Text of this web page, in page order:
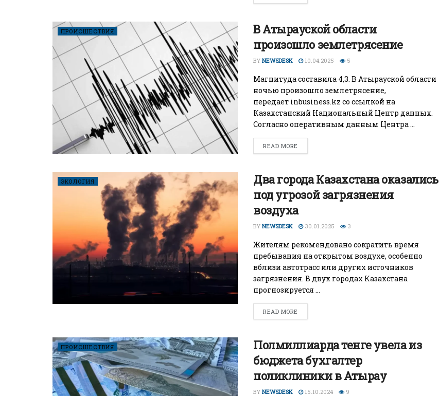
ПРОИСШЕСТВИЯ
В Атырауской области
произошло землетрясение
BY NEWSDESK 10.04.2025 5
Магнитуда составила 4,3. В Атырауской области
ночью произошло землетрясение,
передает inbusiness.kz со ссылкой на
Казахстанский Национальный Центр данных.
Cогласно оперативным данным Центра ...
READ MORE
ЭКОЛОГИЯ
Два города Казахстана оказались
под угрозой загрязнения
воздуха
BY NEWSDESK 30.01.2025 3
Жителям рекомендовано сократить время
пребывания на открытом воздухе, особенно
вблизи автотрасс или других источников
загрязнения. В двух городах Казахстана
прогнозируется ...
READ MORE
ПРОИСШЕСТВИЯ
Полмиллиарда тенге увела из
бюджета бухгалтер
поликлиники в Атырау
BY NEWSDESK 15.10.2024 9